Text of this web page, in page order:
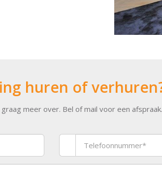
huren of
meer over. Bel of mail voor een afspraak.